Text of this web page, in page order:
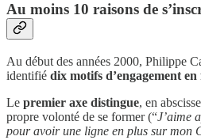
Au moins 10 raisons de
Au début des années 2000, Philippe
identifié dix motifs d’engagement
Le premier axe distingue, en
propre volonté de se former (“J’aime
pour avoir une ligne en plus sur mon